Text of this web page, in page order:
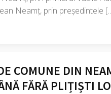
Neamț, prin președintele
COMUNE DIN
FĂRĂ PLIȚIȘTI